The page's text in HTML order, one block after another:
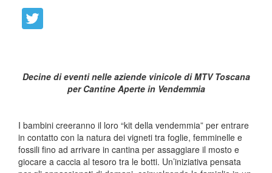
Decine di eventi nelle aziende vinicole di MTV Toscana
per Cantine Aperte in Vendemmia
I bambini creeranno il loro “kit della vendemmia” per entrare
in contatto con la natura dei vigneti tra foglie, femminelle e
fossili fino ad arrivare in cantina per assaggiare il mosto e
giocare a caccia al tesoro tra le botti. Un’iniziativa pensata